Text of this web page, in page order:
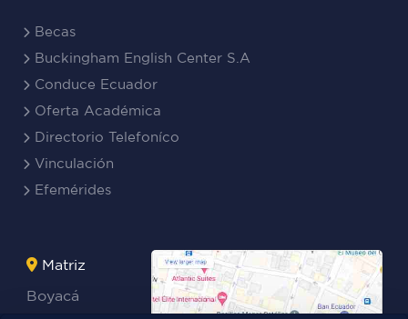
Becas
Buckingham English Center S.A
Conduce Ecuador
Oferta Académica
Directorio Telefoníco
Vinculación
Efemérides
Matriz
Boyacá